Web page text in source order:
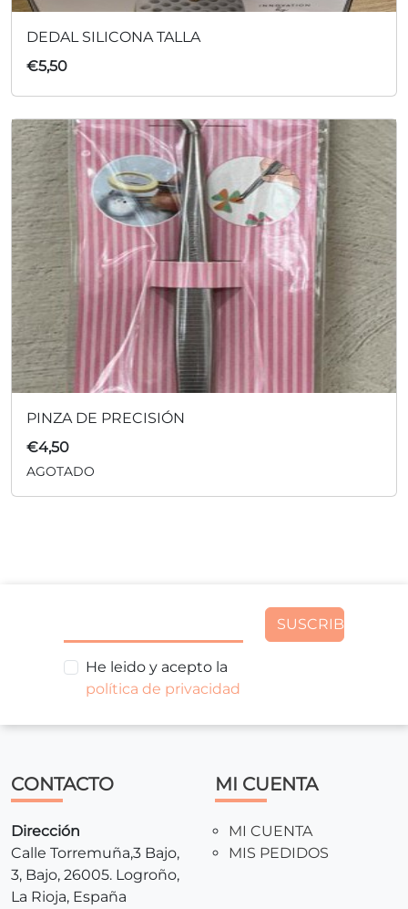
DEDAL SILICONA TALLA
€5,50
PINZA DE PRECISIÓN
€4,50
AGOTADO
He leido y acepto la
política de privacidad
SUSCRIBIR
CONTACTO
Dirección
Calle Torremuña,3 Bajo,
3, Bajo, 26005. Logroño,
La Rioja, España
MI CUENTA
MI CUENTA
MIS PEDIDOS